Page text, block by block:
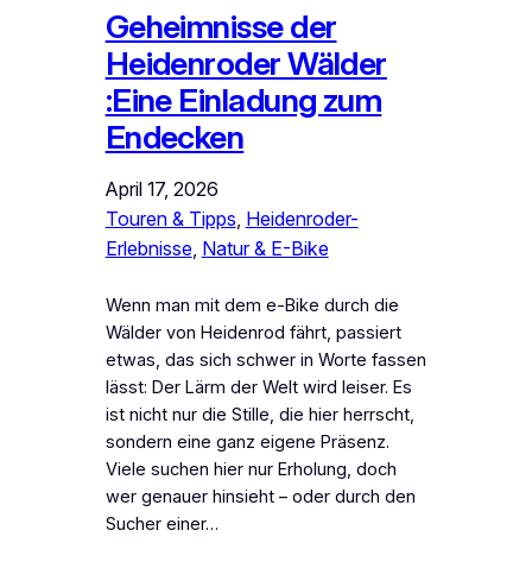
Geheimnisse der
Heidenroder Wälder
:Eine Einladung zum
Endecken
April 17, 2026
Touren & Tipps Heidenroder-
Erlebnisse, Natur & E-Bike
Wenn man mit dem e-Bike durch die
Wälder von Heidenrod fährt, passiert
etwas, das sich schwer in Worte fassen
lässt: Der Lärm der Welt wird leiser. Es
ist nicht nur die Stille, die hier herrscht,
sondern eine ganz eigene Präsenz.
Viele suchen hier nur Erholung, doch
wer genauer hinsieht – oder durch den
Sucher einer…